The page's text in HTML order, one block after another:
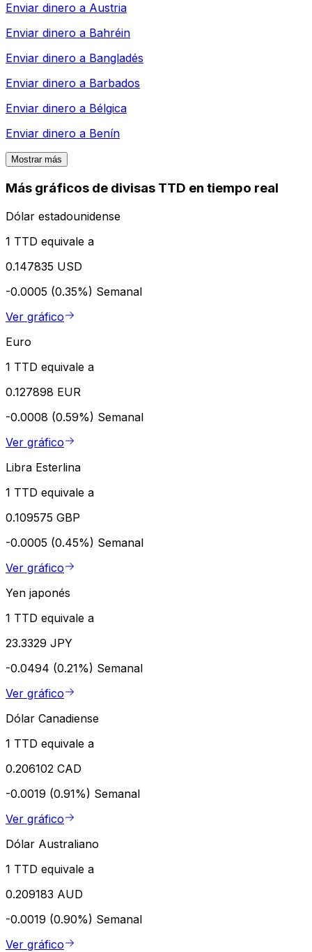
Enviar dinero a Austria
Enviar dinero a Bahréin
Enviar dinero a Bangladés
Enviar dinero a Barbados
Enviar dinero a Bélgica
Enviar dinero a Benín
Mostrar más
Más gráficos de divisas TTD en tiempo real
Dólar estadounidense
1 TTD equivale a
0.147835 USD
-0.0005 (0.35%) Semanal
Ver gráfico
Euro
1 TTD equivale a
0.127898 EUR
-0.0008 (0.59%) Semanal
Ver gráfico
Libra Esterlina
1 TTD equivale a
0.109575 GBP
-0.0005 (0.45%) Semanal
Ver gráfico
Yen japonés
1 TTD equivale a
23.3329 JPY
-0.0494 (0.21%) Semanal
Ver gráfico
Dólar Canadiense
1 TTD equivale a
0.206102 CAD
-0.0019 (0.91%) Semanal
Ver gráfico
Dólar Australiano
1 TTD equivale a
0.209183 AUD
-0.0019 (0.90%) Semanal
Ver gráfico